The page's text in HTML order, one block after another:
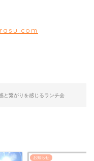
と繋がりを感じるランチ会
お知らせ